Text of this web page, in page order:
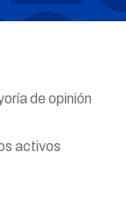
de opinión
activos